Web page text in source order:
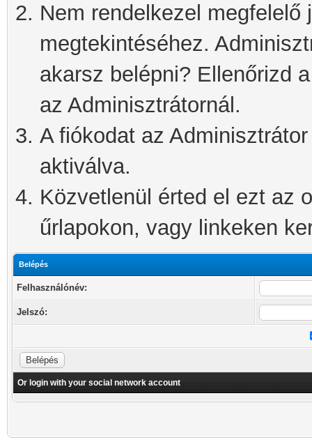
Nem rendelkezel megfelelő
megtekintéséhez.
akarsz belépni? Ellenőrizd
az Adminisztrátornál.
A fiókodat az
aktiválva.
Közvetlenül érted el ezt az
űrlapokon, vagy linkeken
Belépés
Felhasználónév:
Jelszó:
Or login with your social network account